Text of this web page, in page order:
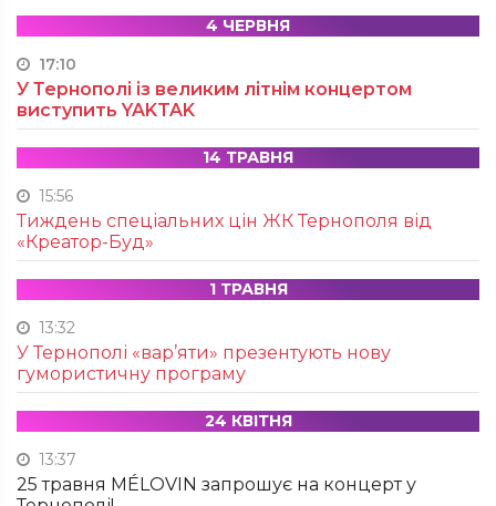
4 ЧЕРВНЯ
17:10
У Тернополі із великим літнім концертом
виступить YAKTAK
14 ТРАВНЯ
15:56
Тиждень спеціальних цін ЖК Тернополя від
«Креатор-Буд»
1 ТРАВНЯ
13:32
У Тернополі «вар’яти» презентують нову
гумористичну програму
24 КВІТНЯ
13:37
25 травня MÉLOVIN запрошує на концерт у